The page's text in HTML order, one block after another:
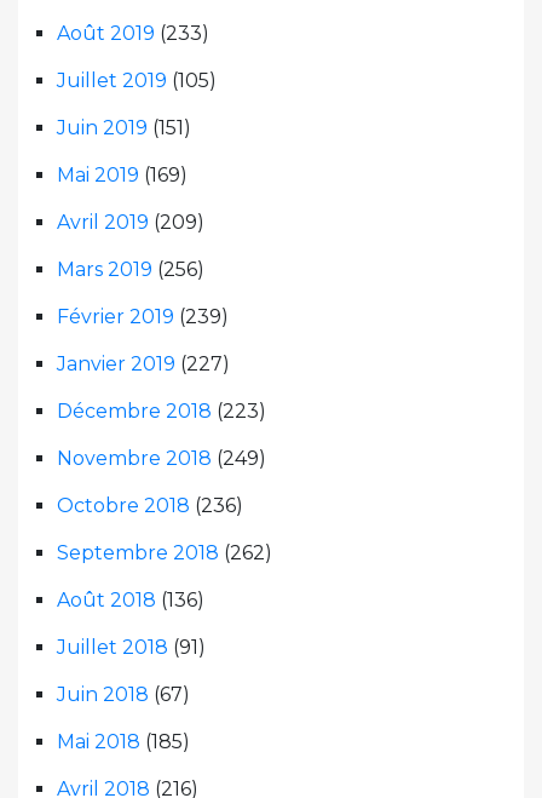
Août 2019 (233)
Juillet 2019 (105)
Juin 2019 (151)
Mai 2019 (169)
Avril 2019 (209)
Mars 2019 (256)
Février 2019 (239)
Janvier 2019 (227)
Décembre 2018 (223)
Novembre 2018 (249)
Octobre 2018 (236)
Septembre 2018 (262)
Août 2018 (136)
Juillet 2018 (91)
Juin 2018 (67)
Mai 2018 (185)
Avril 2018 (216)